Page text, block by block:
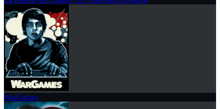
WarGames